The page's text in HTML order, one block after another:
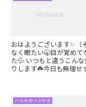
おはようございます✨
なく眠たい🥱目が覚め
た💦 いつもと違うこん
りします☘️今日も無理せ
ハルキのつぶやき